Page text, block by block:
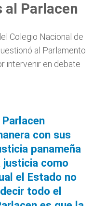
al Parlacen
Colegio Nacional de
al Parlamento
intervenir en debate
con sus
panameña
justicia como
el Estado no
todo el